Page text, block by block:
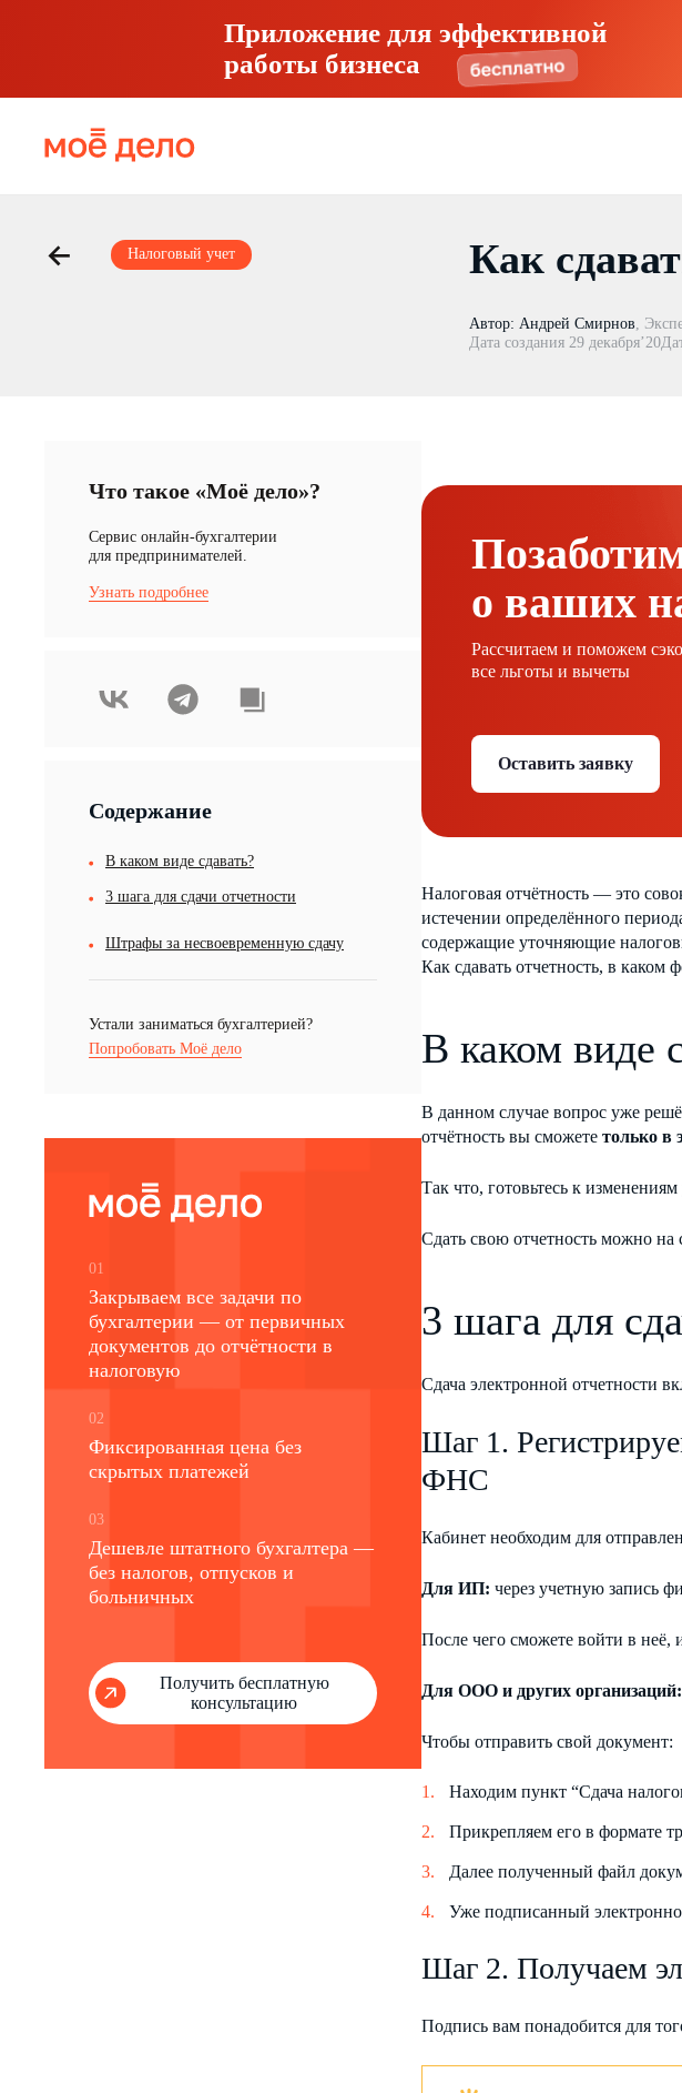
Приложение для эффективной
работы бизнеса
Налоговый учет Как
Автор: Андрей Смирнов,
Дата создания 29 декабря’20
Что такое «Моё дело»?
Cервис онлайн-бухгалтерии
для предпринимателей.
Узнать подробнее
Содержание
В каком виде сдавать?
3 шага для сдачи отчетности
Штрафы за несвоевременную сдачу
Устали заниматься бухгалтерией?
Попробовать Моё дело
01
Закрываем все задачи по
бухгалтерии — от первичных
документов до отчётности в
налоговую
02
Фиксированная цена без
скрытых платежей
03
Дешевле штатного бухгалтера —
без налогов, отпусков и
больничных
Получить бесплатную
консультацию
о ваших
Рассчитаем и поможем
все льготы и вычеты
Оставить заявку
Налоговая отчётность — это
истечении определённого
содержащие уточняющие
Как сдавать отчетность, в каком
В каком виде
В данном случае вопрос уже
отчётность вы сможете только в
Так что, готовьтесь к
Сдать свою отчетность можно
3 шага для
Сдача электронной отчетности
Шаг 1.
ФНС
Кабинет необходим для
Для ИП: через учетную запись
После чего сможете войти в неё,
Для ООО и других организаций:
Чтобы отправить свой документ:
Находим пункт “Сдача
Прикрепляем его в формате
Далее полученный файл
Уже подписанный
Шаг 2. Получаем
Подпись вам понадобится для